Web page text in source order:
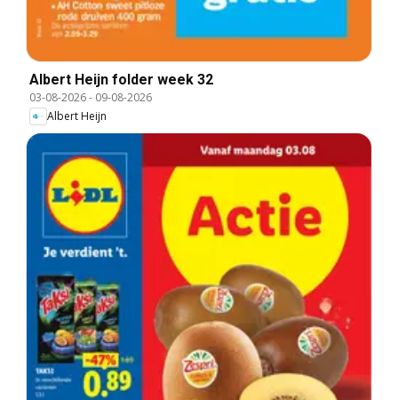
Albert Heijn folder week 32
03-08-2026- 09-08-2026
Albert Heijn